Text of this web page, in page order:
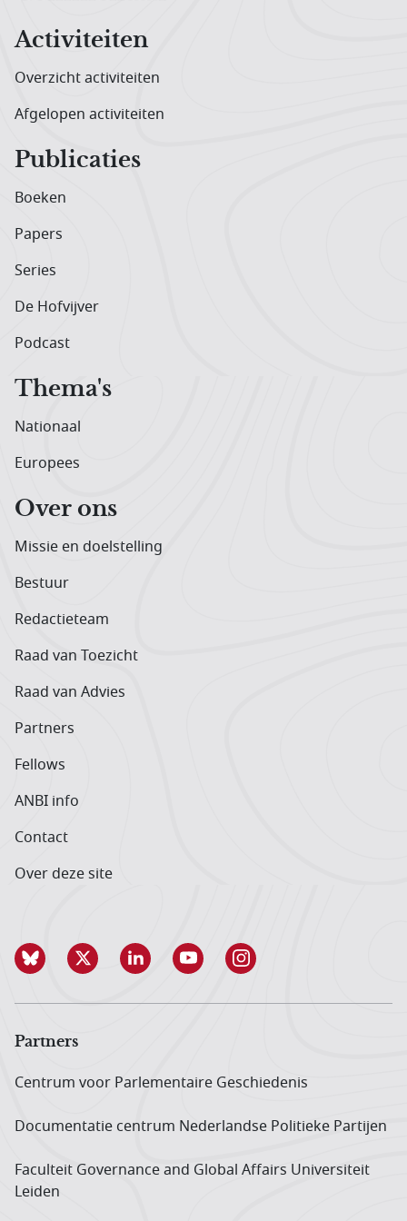
Activiteiten
Overzicht activiteiten
Afgelopen activiteiten
Publicaties
Boeken
Papers
Series
De Hofvijver
Podcast
Thema's
Nationaal
Europees
Over ons
Missie en doelstelling
Bestuur
Redactieteam
Raad van Toezicht
Raad van Advies
Partners
Fellows
ANBI info
Contact
Over deze site
Partners
Centrum voor Parlementaire Geschiedenis
Documentatie centrum Neder­landse Politieke Partijen
Faculteit Governance and Global Affairs Universiteit
Leiden